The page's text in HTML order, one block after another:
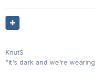
KnutS
"It's dark and we're